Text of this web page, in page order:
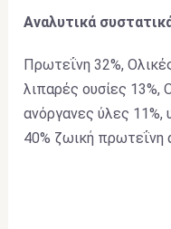
Αναλυτικά
Πρωτεΐνη 32%,
λιπαρές ουσίες 13%,
ανόργανες ύλες 11%,
40% ζωική